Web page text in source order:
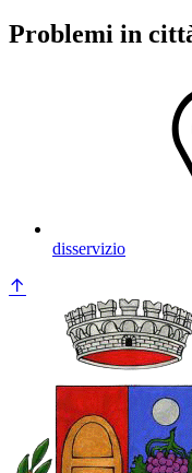
Problemi in
disservizio